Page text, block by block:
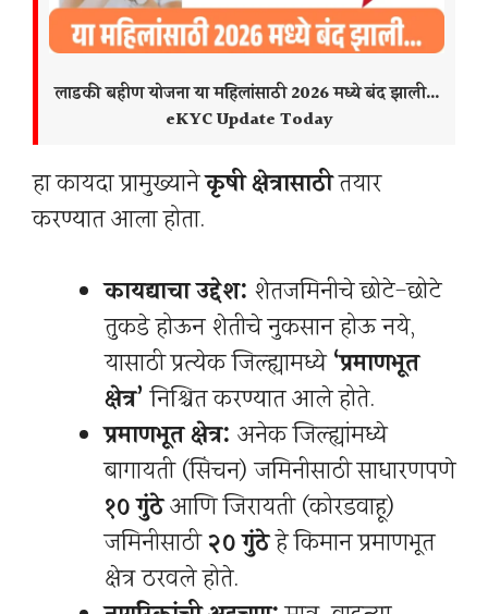
लाडकी बहीण योजना या महिलांसाठी 2026 मध्ये बंद झाली…
eKYC Update Today
हा कायदा प्रामुख्यानेकृषी क्षेत्रासाठीतयार
करण्यात आला होता.
कायद्याचा उद्देश: शेतजमिनीचे छोटे-छोटे
तुकडे होऊन शेतीचे नुकसान होऊ नये,
यासाठी प्रत्येक जिल्ह्यामध्ये‘प्रमाणभूत
क्षेत्र’ निश्चित करण्यात आले होते.
प्रमाणभूत क्षेत्र: अनेक जिल्ह्यांमध्ये
बागायती (सिंचन) जमिनीसाठी साधारणपणे
१० गुंठेआणि जिरायती (कोरडवाहू)
जमिनीसाठी२० गुंठेहे किमान प्रमाणभूत
क्षेत्र ठरवले होते.